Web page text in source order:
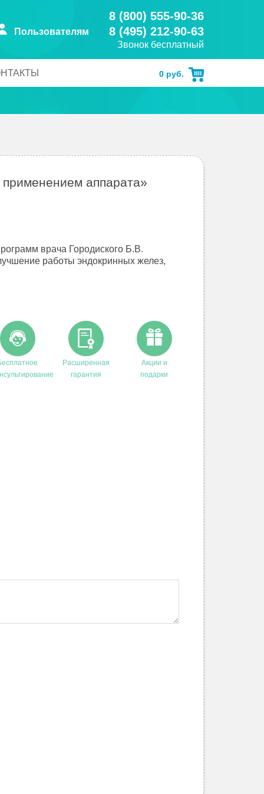
Пользователям
8 (800) 555-90-36
8 (495) 212-90-63
Звонок бесплатный
0 руб.
аппарата»
врача Городиского Б.В.
работы эндокринных желез,
Расширенная
гарантия
Акции и
подарки